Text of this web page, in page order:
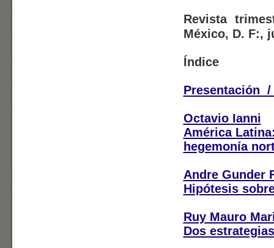
Revista
México, D. F:,
Índice
Presentación /
Octavio Ianni
América
hegemonía
Andre Gunder
Hipótesis
Ruy Mauro
Dos